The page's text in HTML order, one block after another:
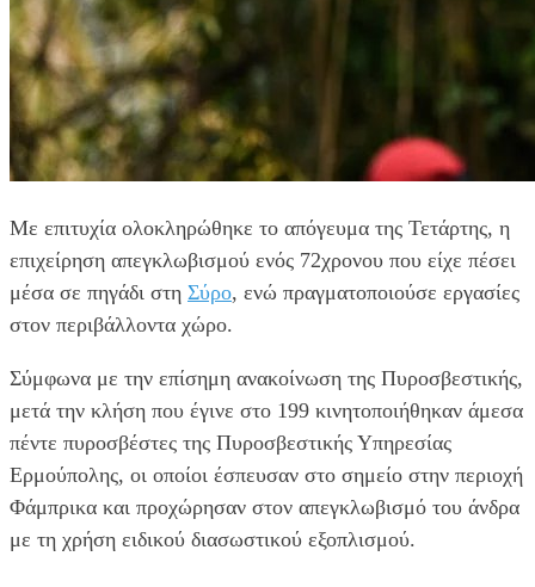
Με επιτυχία ολοκληρώθηκε το απόγευμα της Τετάρτης, η
επιχείρηση απεγκλωβισμού ενός 72χρονου που είχε πέσει
μέσα σε πηγάδι στη Σύρο, ενώ πραγματοποιούσε εργασίες
στον περιβάλλοντα χώρο.
Σύμφωνα με την επίσημη ανακοίνωση της Πυροσβεστικής,
μετά την κλήση που έγινε στο 199 κινητοποιήθηκαν άμεσα
πέντε πυροσβέστες της Πυροσβεστικής Υπηρεσίας
Ερμούπολης, οι οποίοι έσπευσαν στο σημείο στην περιοχή
Φάμπρικα και προχώρησαν στον απεγκλωβισμό του άνδρα
με τη χρήση ειδικού διασωστικού εξοπλισμού.